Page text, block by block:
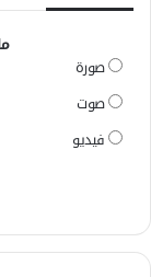
صورة
صوت
فيديو